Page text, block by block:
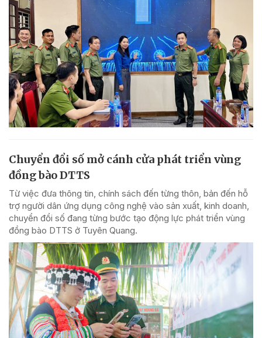
Chuyển đổi số mở cánh cửa phát triển vùng
đồng bào DTTS
Từ việc đưa thông tin, chính sách đến từng thôn, bản đến hỗ
trợ người dân ứng dụng công nghệ vào sản xuất, kinh doanh,
chuyển đổi số đang từng bước tạo động lực phát triển vùng
đồng bào DTTS ở Tuyên Quang.